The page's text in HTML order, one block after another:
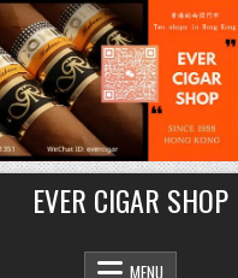
EVER CIGAR SHOP
MENU